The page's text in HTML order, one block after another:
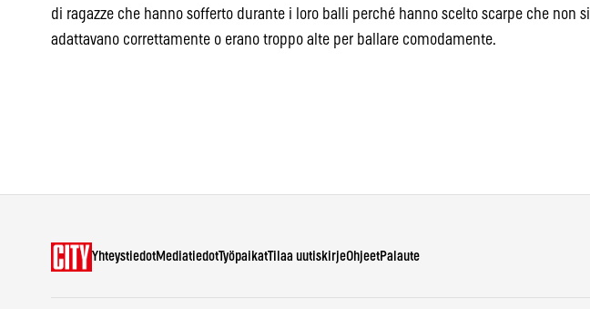
di ragazze che hanno sofferto durante i loro balli perché hanno scelto scarpe che non si
adattavano correttamente o erano troppo alte per ballare comodamente.
YhteystiedotMediatiedotTyöpaikatTilaa uutiskirjeOhjeetPalaute